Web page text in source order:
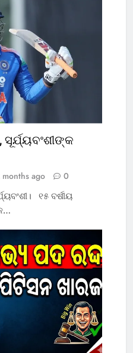
ସୂର୍ଯ୍ୟବଂଶୀଙ୍କ
months ago 0
୧୫ ବର୍ଷୀୟ